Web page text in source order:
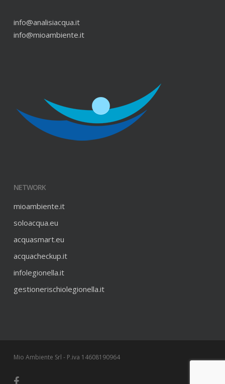
info@analisiacqua.it
info@mioambiente.it
NETWORK
mioambiente.it
soloacqua.eu
acquasmart.eu
acquacheckup.it
infolegionella.it
gestionerischiolegionella.it
Mio Ambiente Srl - P.iva 14608190964
facebook